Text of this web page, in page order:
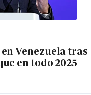
en Venezuela tras
en todo 2025